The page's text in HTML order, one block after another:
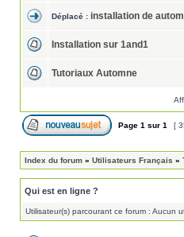
Déplacé : installation de
Installation sur 1and1
Tutoriaux Automne
Page 1 sur 1 [
Index du forum » Utilisateurs Français »
Qui est en ligne ?
Utilisateur(s) parcourant ce forum : Aucun